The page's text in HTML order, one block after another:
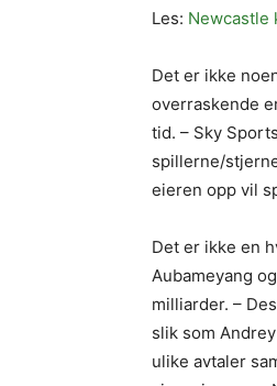
Les: Newcastle
Det er ikke
overraskende
tid. – Sky
spillerne/
eieren opp vil
Det er ikke en
Aubameyang
milliarder. –
slik som
ulike avtaler